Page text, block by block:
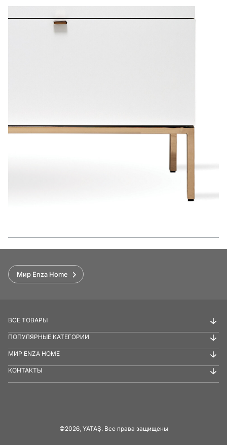
Функции
Мир Enza Home
ВСЕ ТОВАРЫ
ПОПУЛЯРНЫЕ КАТЕГОРИИ
МИР ENZA HOME
КОНТАКТЫ
©2026, YATAŞ. Все права защищены